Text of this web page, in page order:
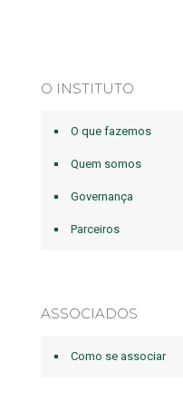
O INSTITUTO
O que fazemos
Quem somos
Governança
Parceiros
ASSOCIADOS
Como se associar